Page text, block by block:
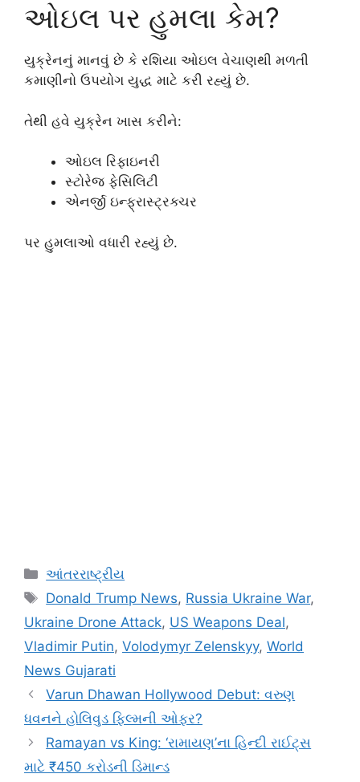
ઓઇલ પર હુમલા કેમ?
યુક્રેનનું માનવું છે કે રશિયા ઓઇલ વેચાણથી મળતી
કમાણીનો ઉપયોગ યુદ્ધ માટે કરી રહ્યું છે.
તેથી હવે યુક્રેન ખાસ કરીને:
ઓઇલ રિફાઇનરી
સ્ટોરેજ ફેસિલિટી
એનર્જી ઇન્ફ્રાસ્ટ્રક્ચર
પર હુમલાઓ વધારી રહ્યું છે.
Categories
આંતરરાષ્ટ્રીય
Tags
Donald Trump News, Russia Ukraine War,
Ukraine Drone Attack, US Weapons Deal,
Vladimir Putin, Volodymyr Zelenskyy, World
News Gujarati
Varun Dhawan Hollywood Debut: વરુણ
ધવનને હોલિવુડ ફિલ્મની ઓફર?
Ramayan vs King: ‘રામાયણ’ના હિન્દી રાઈટ્સ
માટે ₹450 કરોડની ડિમાન્ડ